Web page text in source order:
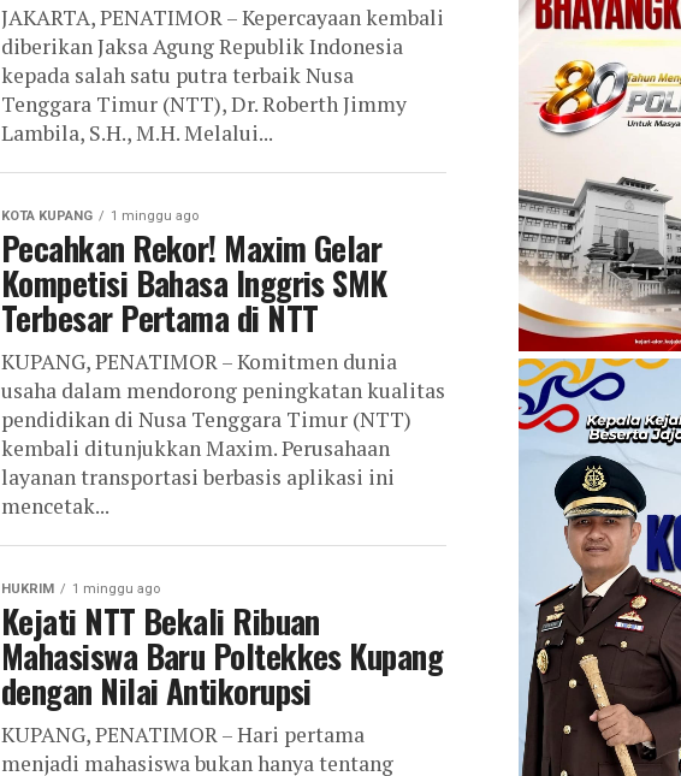
JAKARTA, PENATIMOR – Kepercayaan kembali
diberikan Jaksa Agung Republik Indonesia
kepada salah satu putra terbaik Nusa
Tenggara Timur (NTT), Dr. Roberth Jimmy
Lambila, S.H., M.H. Melalui...
KOTA KUPANG 1 minggu ago
Pecahkan Rekor! Maxim Gelar
Kompetisi Bahasa Inggris SMK
Terbesar Pertama di NTT
KUPANG, PENATIMOR – Komitmen dunia
usaha dalam mendorong peningkatan kualitas
pendidikan di Nusa Tenggara Timur (NTT)
kembali ditunjukkan Maxim. Perusahaan
layanan transportasi berbasis aplikasi ini
mencetak...
HUKRIM 1 minggu ago
Kejati NTT Bekali Ribuan
Mahasiswa Baru Poltekkes Kupang
dengan Nilai Antikorupsi
KUPANG, PENATIMOR – Hari pertama
menjadi mahasiswa bukan hanya tentang